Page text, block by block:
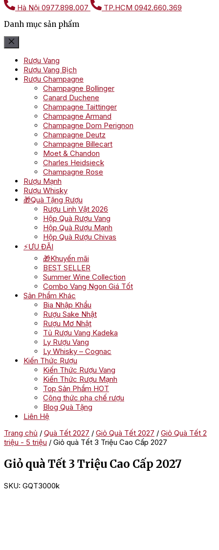
Hà Nội 0977.898.007 TP.HCM 0942.660.369
Danh mục sản phẩm
Rượu Vang
Rượu Vang Bịch
Rượu Champagne
Champagne Bollinger
Canard Duchene
Champagne Taittinger
Champagne Armand
Champagne Dom Perignon
Champagne Deutz
Champagne Billecart
Moet & Chandon
Charles Heidsieck
Champagne Rose
Rượu Mạnh
Rượu Whisky
🎁Quà Tặng Rượu
Rượu Linh Vật 2026
Hộp Quà Rượu Vang
Hộp Quà Rượu Mạnh
Hộp Quà Rượu Chivas
⚡ƯU ĐÃI
🎁Khuyến mãi
BEST SELLER
Summer Wine Collection
Combo Vang Ngon Giá Tốt
Sản Phẩm Khác
Bia Nhập Khẩu
Rượu Sake Nhật
Rượu Mơ Nhật
Tủ Rượu Vang Kadeka
Ly Rượu Vang
Ly Whisky – Cognac
Kiến Thức Rượu
Kiến Thức Rượu Vang
Kiến Thức Rượu Mạnh
Top Sản Phẩm HOT
Công thức pha chế rượu
Blog Quà Tặng
Liên Hệ
Trang chủ / Quà Tết 2027 / Giỏ Quà Tết 2027 / Giỏ Quà Tết 2
triệu - 5 triệu / Giỏ quà Tết 3 Triệu Cao Cấp 2027
Giỏ quà Tết 3 Triệu Cao Cấp 2027
SKU: GQT3000k